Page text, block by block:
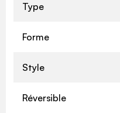
Type
Forme
Style
Réversible